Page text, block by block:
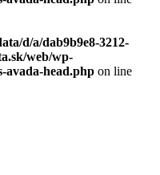
d/a/dab9b9e8-3212-
web/wp-
avada-head.php on line